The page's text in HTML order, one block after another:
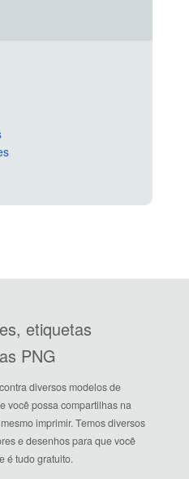
etiquetas
PNG
diversos modelos de
você possa compartilhas na
imprimir. Temos diversos
e desenhos para que você
é tudo gratuito.